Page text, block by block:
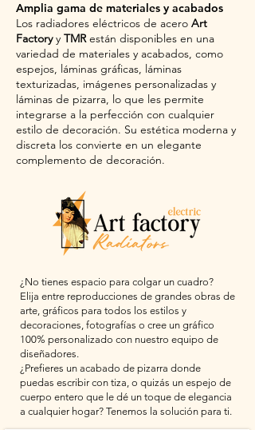
Amplia gama de materiales y acabados
Los radiadores eléctricos de acero Art
Factoryy TMRestán disponibles en una
variedad de materiales y acabados, como
espejos, láminas gráficas, láminas
texturizadas, imágenes personalizadas y
láminas de pizarra, lo que les permite
integrarse a la perfección con cualquier
estilo de decoración. Su estética moderna y
discreta los convierte en un elegante
complemento de decoración.
¿No tienes espacio para colgar un cuadro?
Elija entre reproducciones de grandes obras de
arte, gráficos para todos los estilos y
decoraciones, fotografías o cree un gráfico
100% personalizado con nuestro equipo de
diseñadores.
¿Prefieres un acabado de pizarra donde
puedas escribir con tiza, o quizás un espejo de
cuerpo entero que le dé un toque de elegancia
a cualquier hogar? Tenemos la solución para ti.